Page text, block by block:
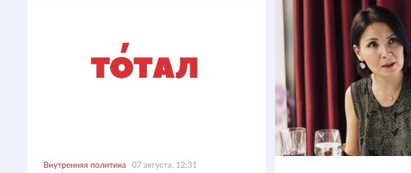
Внутренняя политика
07 августа, 12:31